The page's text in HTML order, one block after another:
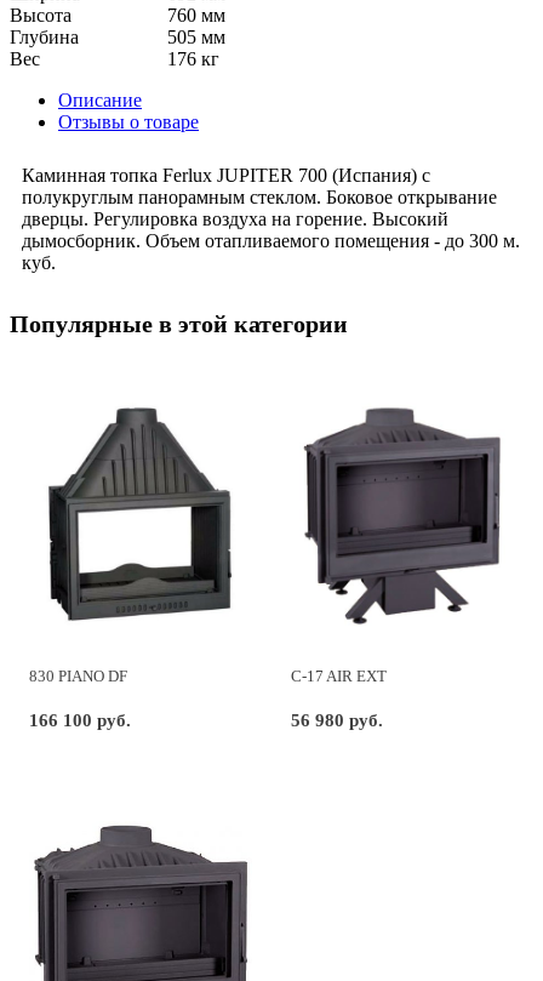
Высота
760 мм
Глубина
505 мм
Вес
176 кг
Описание
Отзывы о товаре
Каминная топка Ferlux JUPITER 700 (Испания) с
полукруглым панорамным стеклом. Боковое открывание
дверцы. Регулировка воздуха на горение. Высокий
дымосборник. Объем отапливаемого помещения - до 300 м.
куб.
Популярные в этой категории
830 PIANO DF
166 100 руб.
C-17 AIR EXT
56 980 руб.